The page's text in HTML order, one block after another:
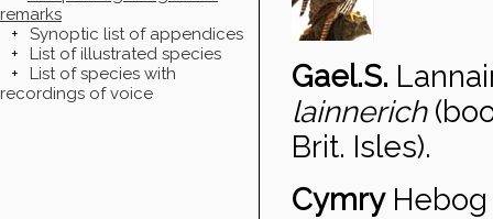
remarks
+
Synoptic list of appendices
+
List of illustrated species
+
List of species with
recordings of voice
Gael.S.
lainnerich
Brit. Isles).
Cymry